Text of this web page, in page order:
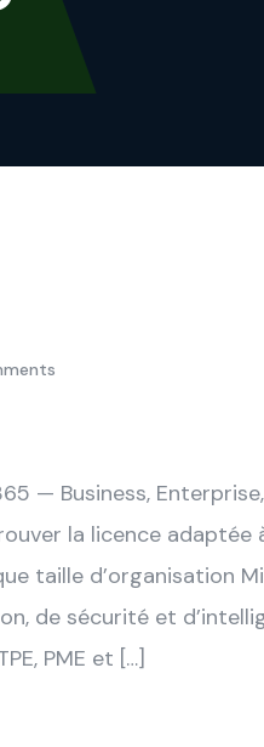
— Business,
la licence adaptée
taille d’organisation
de sécurité et
PME et […]